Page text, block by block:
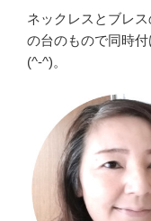
ネックレスとブレ
の台のもので同時
(^-^)。